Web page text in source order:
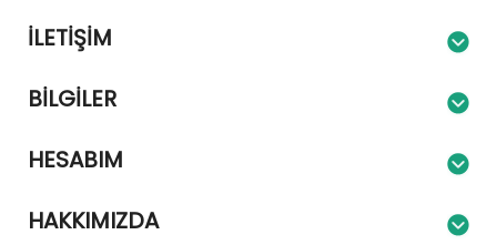
İLETIŞIM
BILGILER
HESABIM
HAKKIMIZDA